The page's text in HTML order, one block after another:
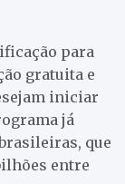
para
gratuita e
iniciar
já
que
entre